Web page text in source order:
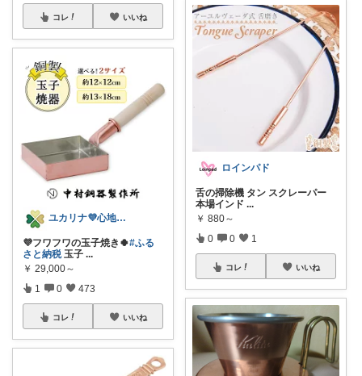
コレ いいね
ユカリナ💜心地よい暮らしナチュラル🌿
💜フワフワの玉子焼き🍀#ふる
さと納税玉子 ...
￥ 29,000～
1 0 473
コレ いいね
ロインパド
舌の掃除機 タン スクレーパー
本場インド ...
￥ 880～
0 0 1
コレ いいね